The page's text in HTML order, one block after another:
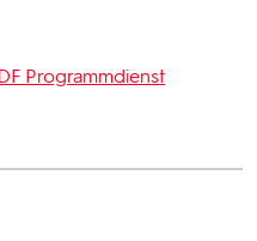
Programmdienst